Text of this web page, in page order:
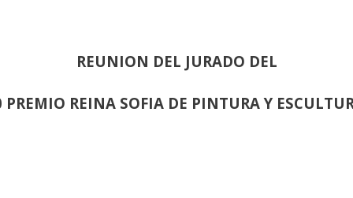
REUNION DEL JURADO DEL
PREMIO REINA SOFIA DE PINTURA Y